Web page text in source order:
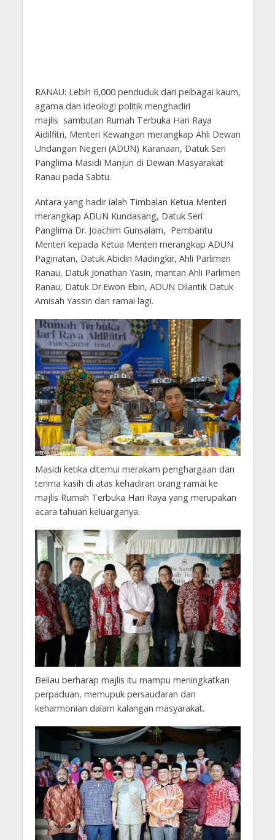
RANAU: Lebih 6,000 penduduk dari pelbagai kaum,
agama dan ideologi politik menghadiri
majlis sambutan Rumah Terbuka Hari Raya
Aidilfitri, Menteri Kewangan merangkap Ahli Dewan
Undangan Negeri (ADUN) Karanaan, Datuk Seri
Panglima Masidi Manjun di Dewan Masyarakat
Ranau pada Sabtu.
Antara yang hadir ialah Timbalan Ketua Menteri
merangkap ADUN Kundasang, Datuk Seri
Panglima Dr. Joachim Gunsalam, Pembantu
Menteri kepada Ketua Menteri merangkap ADUN
Paginatan, Datuk Abidin Madingkir, Ahli Parlimen
Ranau, Datuk Jonathan Yasin, mantan Ahli Parlimen
Ranau, Datuk Dr.Ewon Ebin, ADUN Dilantik Datuk
Amisah Yassin dan ramai lagi.
Masidi ketika ditemui merakam penghargaan dan
terima kasih di atas kehadiran orang ramai ke
majlis Rumah Terbuka Hari Raya yang merupakan
acara tahuan keluarganya.
Beliau berharap majlis itu mampu meningkatkan
perpaduan, memupuk persaudaran dan
keharmonian dalam kalangan masyarakat.